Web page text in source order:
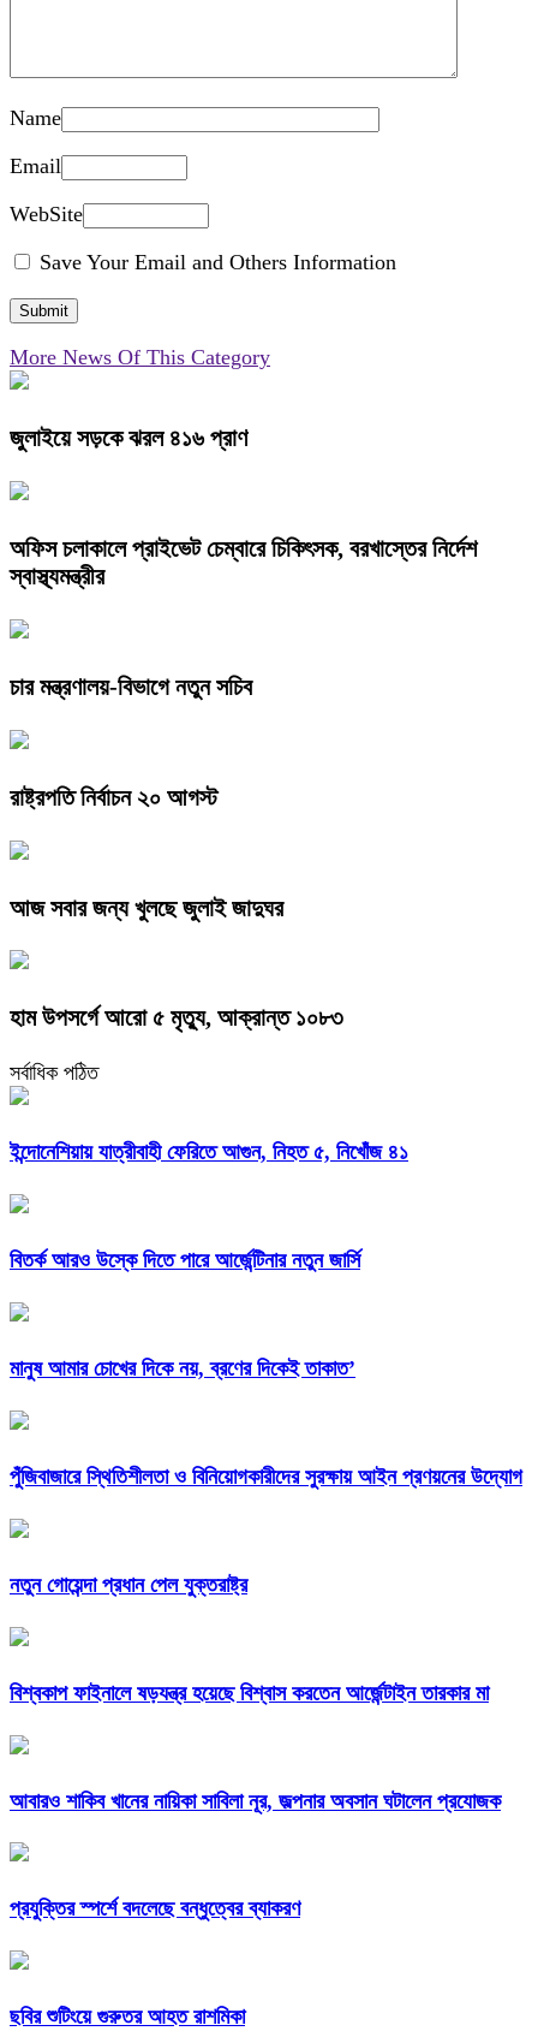
Name
Email
WebSite
Save Your Email and Others Information
More News Of This Category
জুলাইয়ে সড়কে ঝরল ৪১৬ প্রাণ
অফিস চলাকালে প্রাইভেট চেম্বারে চিকিৎসক, বরখাস্তের নির্দেশ
স্বাস্থ্যমন্ত্রীর
চার মন্ত্রণালয়-বিভাগে নতুন সচিব
রাষ্ট্রপতি নির্বাচন ২০ আগস্ট
আজ সবার জন্য খুলছে জুলাই জাদুঘর
হাম উপসর্গে আরো ৫ মৃত্যু, আক্রান্ত ১০৮৩
সর্বাধিক পঠিত
ইন্দোনেশিয়ায় যাত্রীবাহী ফেরিতে আগুন, নিহত ৫, নিখোঁজ ৪১
বিতর্ক আরও উস্কে দিতে পারে আর্জেন্টিনার নতুন জার্সি
মানুষ আমার চোখের দিকে নয়, ব্রণের দিকেই তাকাত’
পুঁজিবাজারে স্থিতিশীলতা ও বিনিয়োগকারীদের সুরক্ষায় আইন প্রণয়নের উদ্যোগ
নতুন গোয়েন্দা প্রধান পেল যুক্তরাষ্ট্র
বিশ্বকাপ ফাইনালে ষড়যন্ত্র হয়েছে বিশ্বাস করতেন আর্জেন্টাইন তারকার মা
আবারও শাকিব খানের নায়িকা সাবিলা নূর, জল্পনার অবসান ঘটালেন প্রযোজক
প্রযুক্তির স্পর্শে বদলেছে বন্ধুত্বের ব্যাকরণ
ছবির শুটিংয়ে গুরুতর আহত রাশমিকা